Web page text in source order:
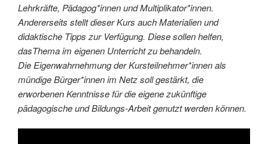
Lehrkräfte, Pädagog*innen und Multiplikator*innen.
Andererseits stellt dieser Kurs auch Materialien und
didaktische Tipps zur Verfügung. Diese sollen helfen,
dasThema im eigenen Unterricht zu behandeln.
Die Eigenwahrnehmung der Kursteilnehmer*innen als
mündige Bürger*innen im Netz soll gestärkt, die
erworbenen Kenntnisse für die eigene zukünftige
pädagogische und Bildungs-Arbeit genutzt werden können.